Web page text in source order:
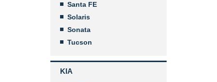
Santa FE
Solaris
Sonata
Tucson
KIA